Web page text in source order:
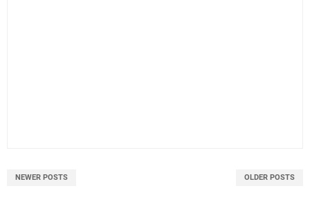
NEWER POSTS OLDER POSTS